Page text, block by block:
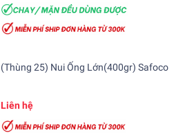
(Thùng 25) Nui Ống Lớn(400gr) Safoco
Liên hệ